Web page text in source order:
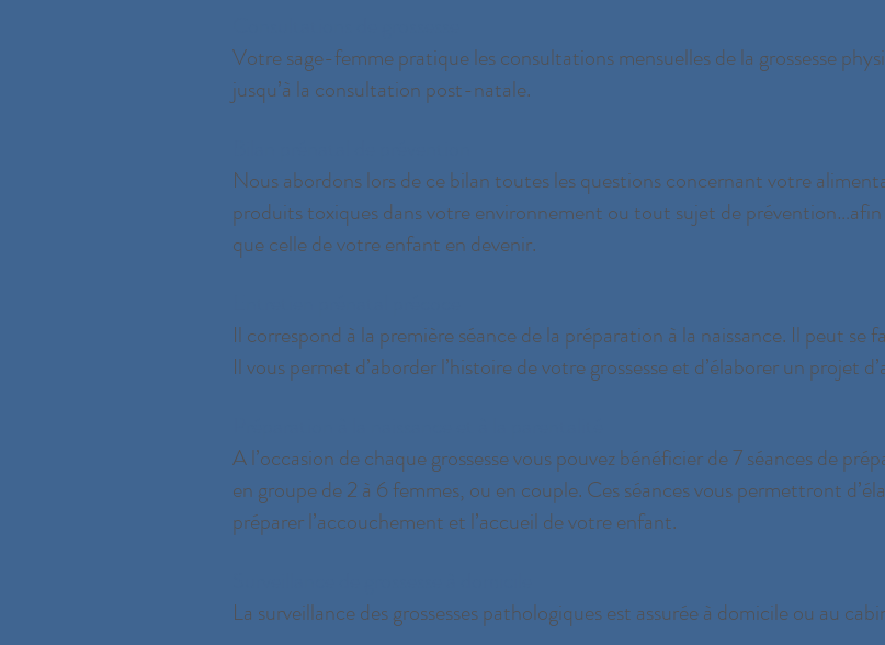
Votre sage-femme pratique les consultations mensuelles de la grossesse
jusqu’à la consultation post-natale.
Nous abordons lors de ce bilan toutes les questions concernant votre
produits toxiques dans votre environnement ou tout sujet de prévention…afin
que celle de votre enfant en devenir.
Il correspond à la première séance de la préparation à la naissance. Il peut se
Il vous permet d’aborder l’histoire de votre grossesse et d’élaborer un projet
A l’occasion de chaque grossesse vous pouvez bénéficier de 7 séances de
en groupe de 2 à 6 femmes, ou en couple. Ces séances vous permettront
préparer l’accouchement et l’accueil de votre enfant.
La surveillance des grossesses pathologiques est assurée à domicile ou au